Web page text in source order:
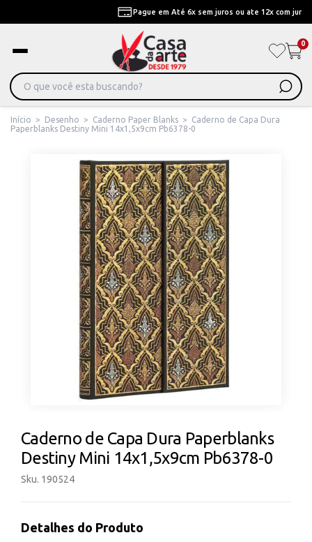
Pague em Até 6x sem juros ou ate 12x com juros
0
Início > Desenho > Caderno Paper Blanks >
Caderno de Capa Dura
Paperblanks Destiny Mini 14x1,5x9cm Pb6378-0
Caderno de Capa Dura Paperblanks
Destiny Mini 14x1,5x9cm Pb6378-0
Sku. 190524
Detalhes do Produto